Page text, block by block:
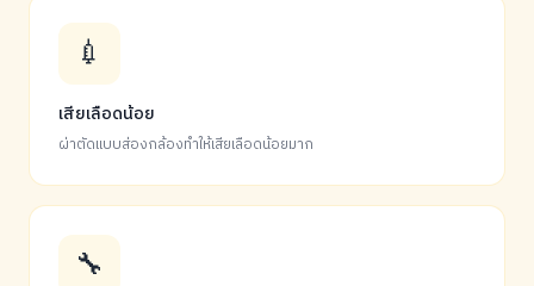
💉
เสียเลือดน้อย
ผ่าตัดแบบส่องกล้องทำให้เสียเลือดน้อยมาก
🔧